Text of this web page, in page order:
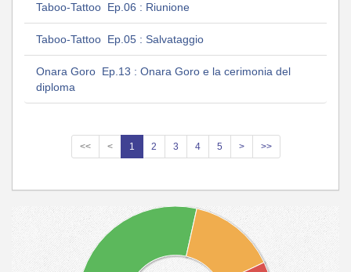
Taboo-Tattoo Ep.06 : Riunione
Taboo-Tattoo Ep.05 : Salvataggio
Onara Goro Ep.13 : Onara Goro e la cerimonia del
diploma
<< < 1 2 3 4 5 > >>